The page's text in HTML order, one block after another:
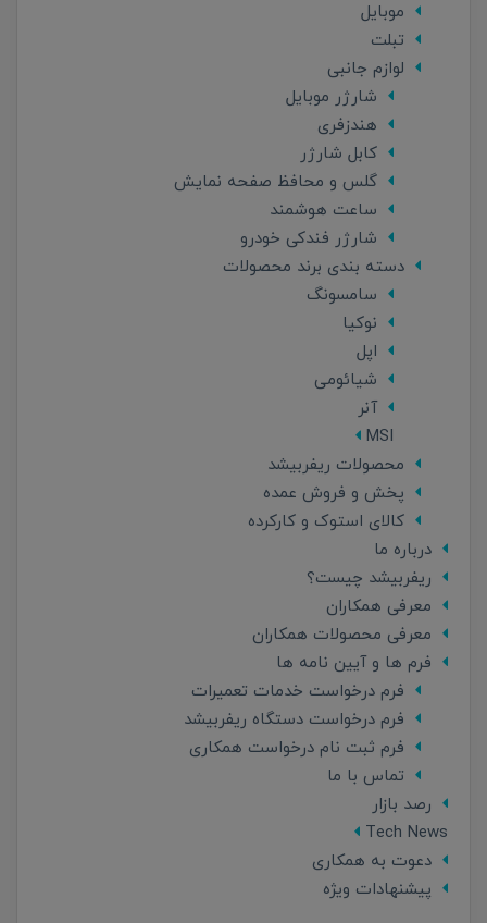
موبایل
تبلت
لوازم جانبی
شارژر موبایل
هندزفری
کابل شارژر
گلس و محافظ صفحه نمایش
ساعت هوشمند
شارژر فندکی خودرو
دسته بندی برند محصولات
سامسونگ
نوکیا
اپل
شیائومی
آنر
MSI
محصولات ریفربیشد
پخش و فروش عمده
کالای استوک و کارکرده
درباره ما
ریفربیشد چیست؟
معرفی همکاران
معرفی محصولات همکاران
فرم ها و آیین نامه ها
فرم درخواست خدمات تعمیرات
فرم درخواست دستگاه ریفربیشد
فرم ثبت نام درخواست همکاری
تماس با ما
رصد بازار
Tech News
دعوت به همکاری
پیشنهادات ویژه